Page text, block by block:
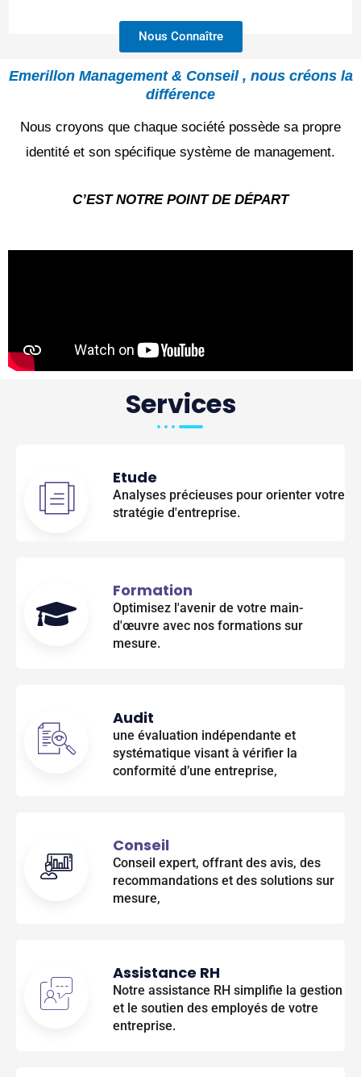
Nous Connaître
Emerillon Management & Conseil , nous créons la
différence
Nous croyons que chaque société possède sa propre
identité et son spécifique système de management.
C’EST NOTRE POINT DE DÉPART
Services
Etude
Analyses précieuses pour orienter votre
stratégie d'entreprise.
Formation
Optimisez l'avenir de votre main-
d'œuvre avec nos formations sur
mesure.
Audit
une évaluation indépendante et
systématique visant à vérifier la
conformité d’une entreprise,
Conseil
Conseil expert, offrant des avis, des
recommandations et des solutions sur
mesure,
Assistance RH
Notre assistance RH simplifie la gestion
et le soutien des employés de votre
entreprise.